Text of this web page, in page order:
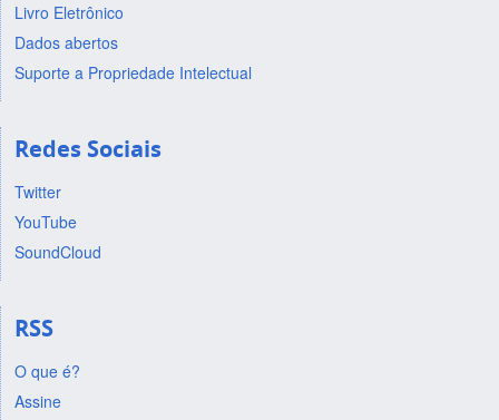
Livro Eletrônico
Dados abertos
Suporte a Propriedade Intelectual
Redes Sociais
Twitter
YouTube
SoundCloud
RSS
O que é?
Assine